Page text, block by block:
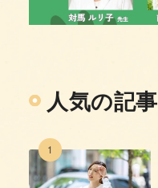
人気の記事
1